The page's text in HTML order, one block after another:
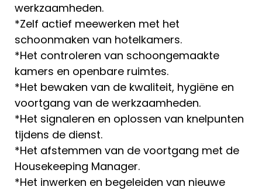
werkzaamheden.
*Zelf actief meewerken met het
schoonmaken van hotelkamers.
*Het controleren van schoongemaakte
kamers en openbare ruimtes.
*Het bewaken van de kwaliteit, hygiëne en
voortgang van de werkzaamheden.
*Het signaleren en oplossen van knelpunten
tijdens de dienst.
*Het afstemmen van de voortgang met de
Housekeeping Manager.
*Het inwerken en begeleiden van nieuwe